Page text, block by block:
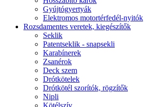
Gyújtógyertyák
Elektromos motortérfedél-nyitók
Rozsdamentes veretek, kiegészítők
Seklik
Patentseklik - snapsekli
Karabínerek
Zsanérok
Deck szem
Drótkötelek
Drótkötél szorítók, rögzítők
Nipli
Kötélszív